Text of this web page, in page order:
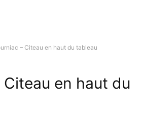
– Citeau en haut du tableau
en haut du